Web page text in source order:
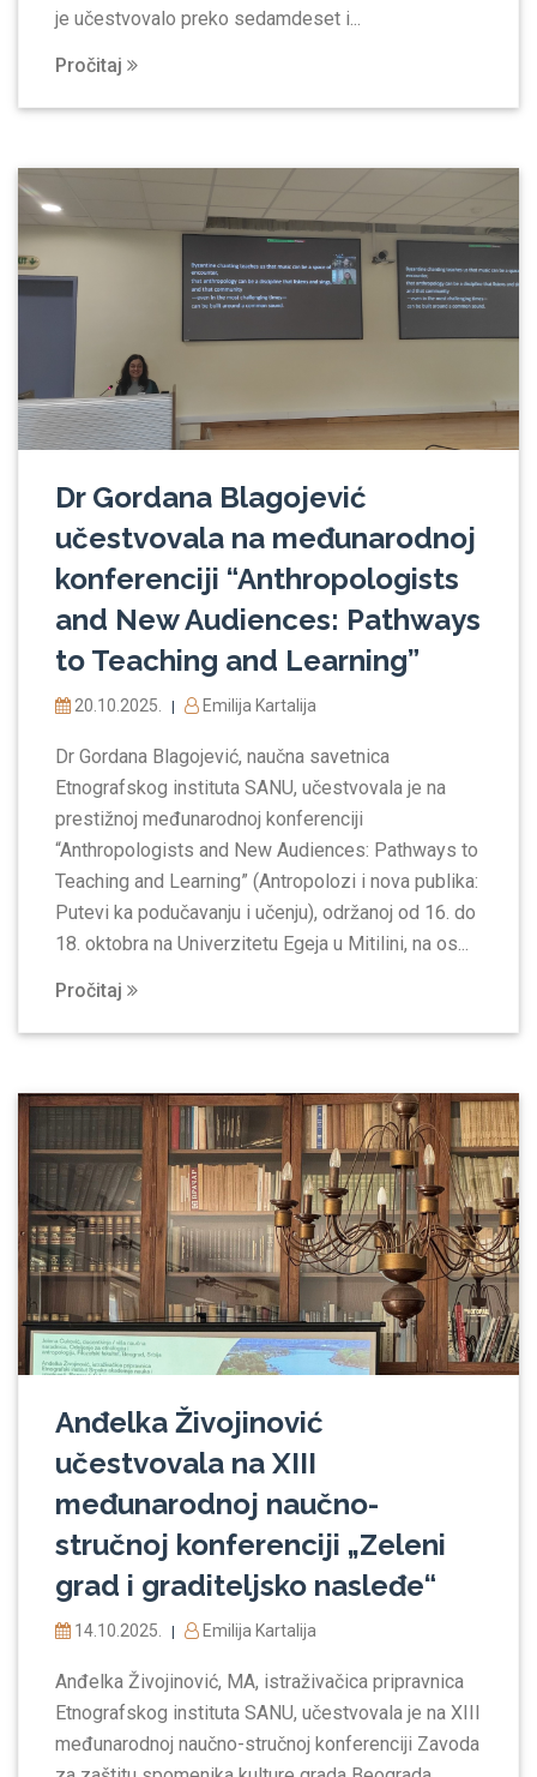
je učestvovalo preko sedamdeset i...
Pročitaj
Dr Gordana Blagojević
učestvovala na međunarodnoj
konferenciji “Anthropologists
and New Audiences: Pathways
to Teaching and Learning”
20.10.2025. Emilija Kartalija
Dr Gordana Blagojević, naučna savetnica
Etnografskog instituta SANU, učestvovala je na
prestižnoj međunarodnoj konferenciji
“Anthropologists and New Audiences: Pathways to
Teaching and Learning” (Antropolozi i nova publika:
Putevi ka podučavanju i učenju), održanoj od 16. do
18. oktobra na Univerzitetu Egeja u Mitilini, na os...
Pročitaj
Anđelka Živojinović
učestvovala na XIII
međunarodnoj naučno-
stručnoj konferenciji „Zeleni
grad i graditeljsko nasleđe“
14.10.2025. Emilija Kartalija
Anđelka Živojinović, MA, istraživačica pripravnica
Etnografskog instituta SANU, učestvovala je na XIII
međunarodnoj naučno-stručnoj konferenciji Zavoda